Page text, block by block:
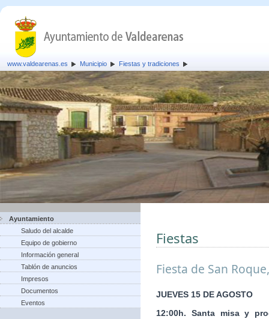
www.valdearenas.es Municipio Fiestas y tradiciones
Ayuntamiento
Saludo del alcalde
Equipo de gobierno
Información general
Tablón de anuncios
Impresos
Documentos
Eventos
Fiestas
Fiesta de San
JUEVES 15 DE AGOSTO
12:00h. Santa misa y